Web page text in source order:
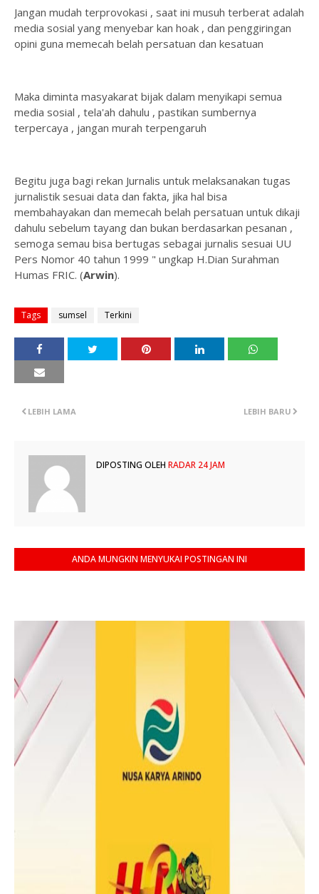
Jangan mudah terprovokasi , saat ini musuh terberat adalah
media sosial yang menyebar kan hoak , dan penggiringan
opini guna memecah belah persatuan dan kesatuan
Maka diminta masyakarat bijak dalam menyikapi semua
media sosial , tela'ah dahulu , pastikan sumbernya
terpercaya , jangan murah terpengaruh
Begitu juga bagi rekan Jurnalis untuk melaksanakan tugas
jurnalistik sesuai data dan fakta, jika hal bisa
membahayakan dan memecah belah persatuan untuk dikaji
dahulu sebelum tayang dan bukan berdasarkan pesanan ,
semoga semau bisa bertugas sebagai jurnalis sesuai UU
Pers Nomor 40 tahun 1999 " ungkap H.Dian Surahman
Humas FRIC. (Arwin).
Tags sumsel Terkini
LEBIH BARU
LEBIH LAMA
DIPOSTING OLEH RADAR 24 JAM
ANDA MUNGKIN MENYUKAI POSTINGAN INI